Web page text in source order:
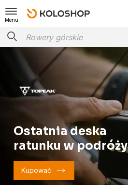
Menu
Ostatnia deska
ratunku w podróży
Kupować